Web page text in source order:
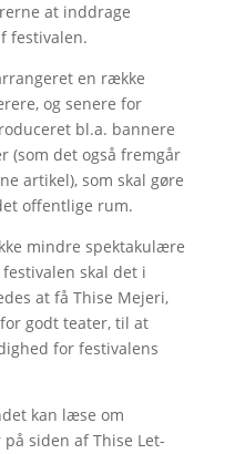
at inddrage
festivalen.
en række
og senere for
bl.a. bannere
(som det også fremgår
artikel), som skal gøre
offentlige rum.
mindre spektakulære
skal det i
at få Thise Mejeri,
godt teater, til at
for festivalens
kan læse om
siden af Thise Let-